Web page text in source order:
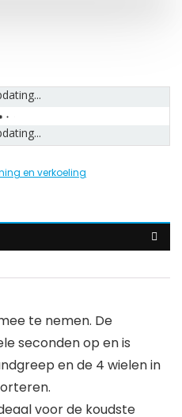
en verkoeling
te nemen. De
seconden op en is
en de 4 wielen in
voor de koudste